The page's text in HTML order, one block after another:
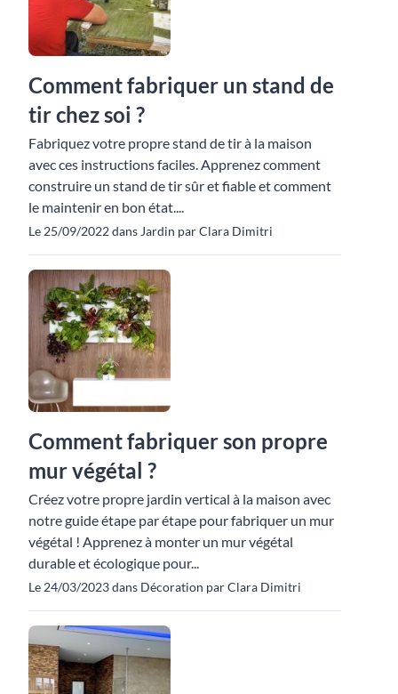
Comment fabriquer un stand de
tir chez soi ?
Fabriquez votre propre stand de tir à la maison
avec ces instructions faciles. Apprenez comment
construire un stand de tir sûr et fiable et comment
le maintenir en bon état....
Le 25/09/2022 dans Jardin par Clara Dimitri
Comment fabriquer son propre
mur végétal ?
Créez votre propre jardin vertical à la maison avec
notre guide étape par étape pour fabriquer un mur
végétal ! Apprenez à monter un mur végétal
durable et écologique pour...
Le 24/03/2023 dans Décoration par Clara Dimitri